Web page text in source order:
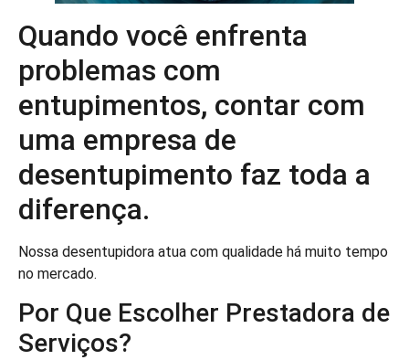
Quando você enfrenta
problemas com
entupimentos, contar com
uma empresa de
desentupimento faz toda a
diferença.
Nossa desentupidora atua com qualidade há muito tempo
no mercado.
Por Que Escolher Prestadora de
Serviços?